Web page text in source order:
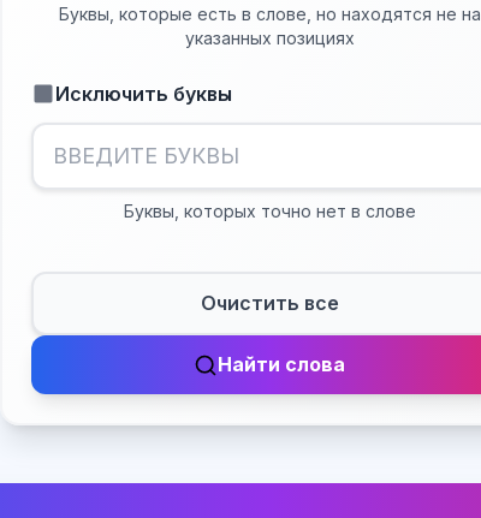
Буквы, которые есть в слове, но находятся не на
указанных позициях
Исключить буквы
Буквы, которых точно нет в слове
Очистить все
Найти слова